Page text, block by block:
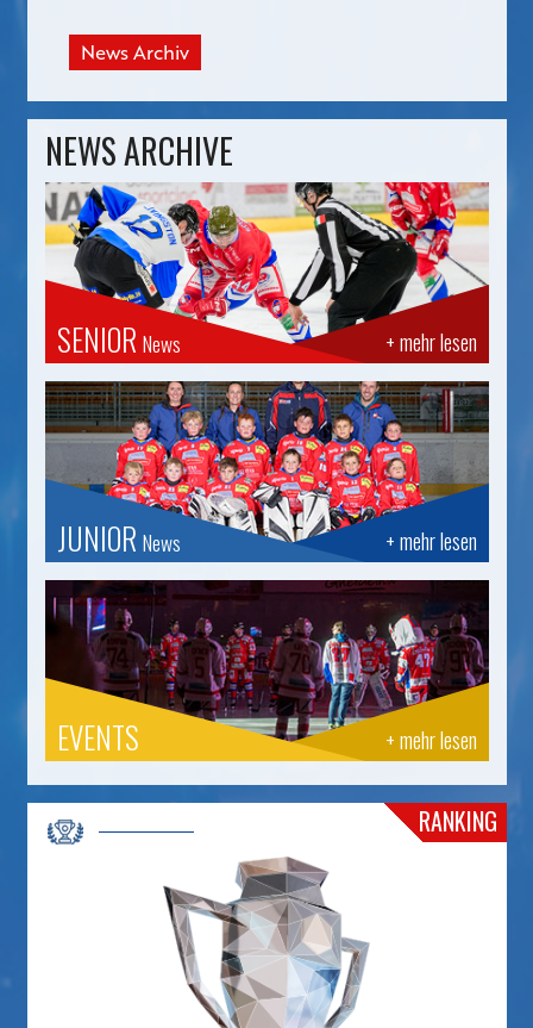
News Archiv
NEWS ARCHIVE
+ mehr lesen
SENIOR News
+ mehr lesen
JUNIOR News
+ mehr lesen
EVENTS
RANKING